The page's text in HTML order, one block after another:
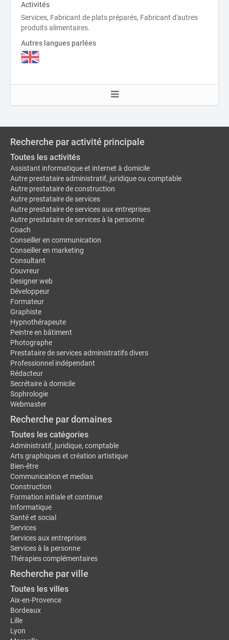
Activités
Services, Fabricant de plats préparés, Fabricant d'autres
produits alimentaires.
Autres langues parlées
Recherche par activité principale
Toutes les activités
Assistant informatique et internet à domicile
Autre prestataire administratif, juridique ou comptable
Autre prestataire de construction
Autre prestataire de services
Autre prestataire de services aux entreprises
Autre prestataire de services à la personne
Coach
Conseiller en communication
Conseiller en marketing
Consultant
Couvreur
Designer web
Développeur
Formateur
Graphiste
Hypnothérapeute
Peintre en bâtiment
Photographe
Prestataire de services administratifs divers
Professionnel indépendant
Rédacteur
Secrétaire à domicile
Sophrologie
Webmaster
Recherche par domaines
Toutes les catégories
Administratif, juridique, comptable
Arts graphiques et création artistique
Bien-être
Communication et medias
Construction
Formation initiale et continue
Informatique
Santé et social
Services
Services aux entreprises
Services à la personne
Thérapies complémentaires
Recherche par ville
Toutes les villes
Aix-en-Provence
Bordeaux
Lille
Lyon